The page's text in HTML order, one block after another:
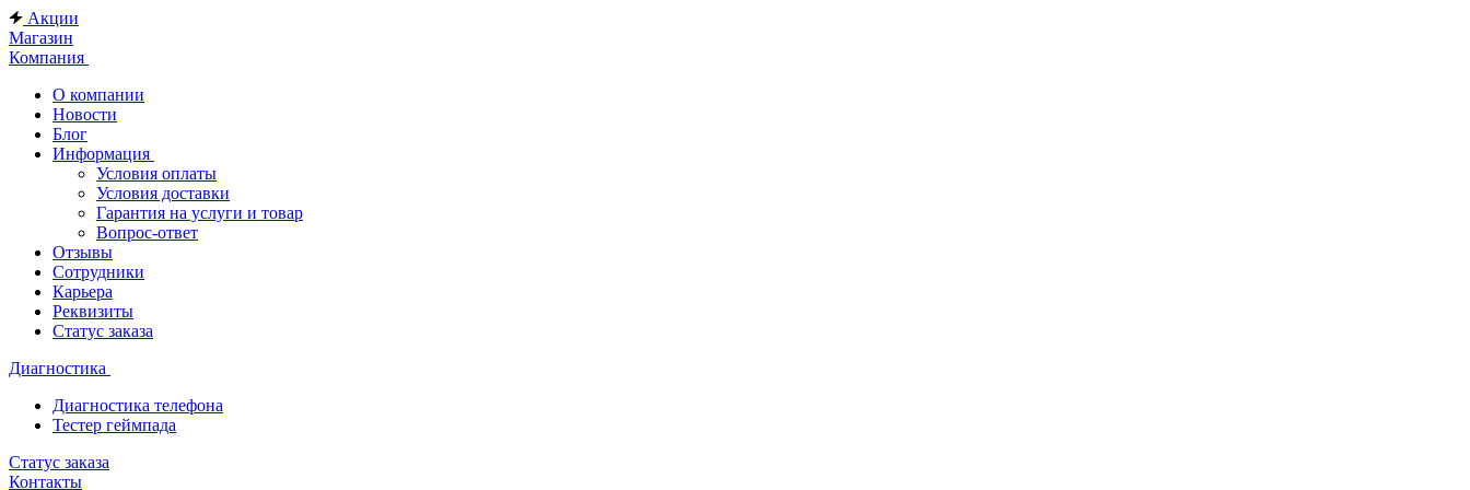
Акции
Магазин
Компания
О компании
Новости
Блог
Информация
Условия оплаты
Условия доставки
Гарантия на услуги и товар
Вопрос-ответ
Отзывы
Сотрудники
Карьера
Реквизиты
Статус заказа
Диагностика
Диагностика телефона
Тестер геймпада
Статус заказа
Контакты